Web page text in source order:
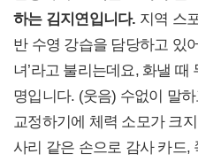
하는 김지연입니다. 지역 스
반 수영 강습을 담당하고 있
녀’라고 불리는데요, 화낼
명입니다. (웃음) 수없이 말
교정하기에 체력 소모가 크
사리 같은 손으로 감사 카드,